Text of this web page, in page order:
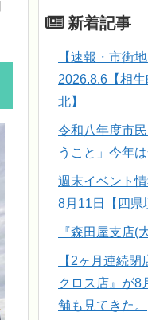
新着記事
【速報・市街
2026.8.6【相
北】
令和八年度市
うこと」今年
週末イベント
8月11日【四県
『森田屋支店(
【2ヶ月連続
クロス店』が8
舗も見てきた。